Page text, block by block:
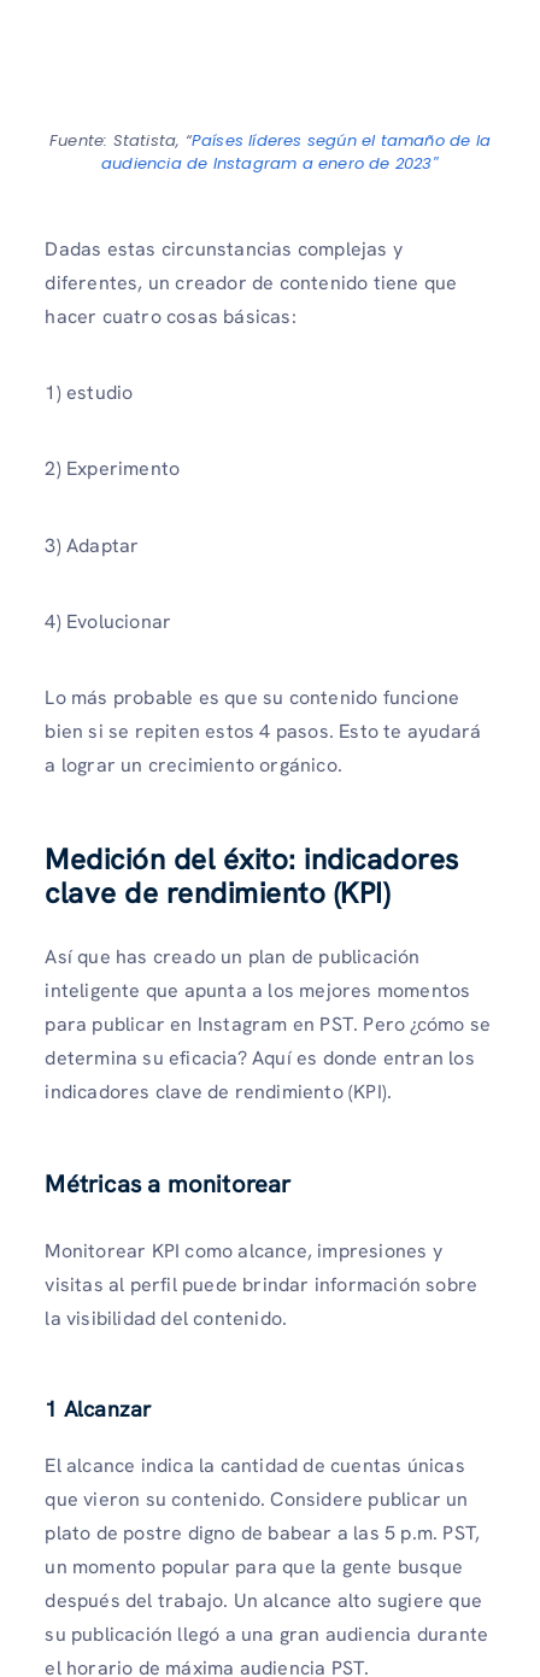
Fuente: Statista, “Países líderes según el tamaño de la
audiencia de Instagram a enero de 2023″
Dadas estas circunstancias complejas y
diferentes, un creador de contenido tiene que
hacer cuatro cosas básicas:
1) estudio
2) Experimento
3) Adaptar
4) Evolucionar
Lo más probable es que su contenido funcione
bien si se repiten estos 4 pasos. Esto te ayudará
a lograr un crecimiento orgánico.
Medición del éxito: indicadores
clave de rendimiento (KPI)
Así que has creado un plan de publicación
inteligente que apunta a los mejores momentos
para publicar en Instagram en PST. Pero ¿cómo se
determina su eficacia? Aquí es donde entran los
indicadores clave de rendimiento (KPI).
Métricas a monitorear
Monitorear KPI como alcance, impresiones y
visitas al perfil puede brindar información sobre
la visibilidad del contenido.
1 Alcanzar
El alcance indica la cantidad de cuentas únicas
que vieron su contenido. Considere publicar un
plato de postre digno de babear a las 5 p.m. PST,
un momento popular para que la gente busque
después del trabajo. Un alcance alto sugiere que
su publicación llegó a una gran audiencia durante
el horario de máxima audiencia PST.